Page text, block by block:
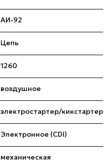
АИ-92
Цепь
1260
воздушное
электростартер/кикстартер
Электронное (CDI)
механическая